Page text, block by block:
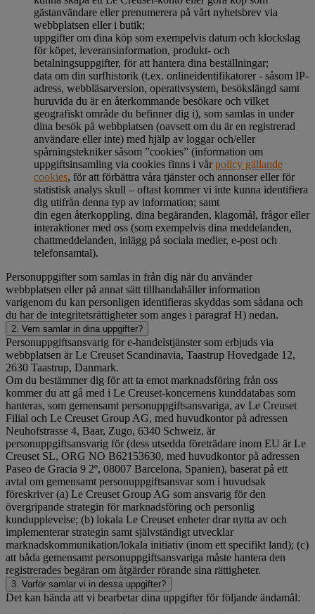
gästanvändare eller prenumerera på vårt nyhetsbrev via
webbplatsen eller i butik;
uppgifter om dina köp som exempelvis datum och klockslag
för köpet, leveransinformation, produkt- och
betalningsuppgifter, för att hantera dina beställningar;
data om din surfhistorik (t.ex. onlineidentifikatorer - såsom IP-
adress, webbläsarversion, operativsystem, besökslängd samt
huruvida du är en återkommande besökare och vilket
geografiskt område du befinner dig i), som samlas in under
dina besök på webbplatsen (oavsett om du är en registrerad
användare eller inte) med hjälp av loggar och/eller
spårningstekniker såsom ”cookies” (information om
uppgiftsinsamling via cookies finns i vårpolicy gällande
cookies, för att förbättra våra tjänster och annonser eller för
statistisk analys skull – oftast kommer vi inte kunna identifiera
dig utifrån denna typ av information; samt
din egen återkoppling, dina begäranden, klagomål, frågor eller
interaktioner med oss (som exempelvis dina meddelanden,
chattmeddelanden, inlägg på sociala medier, e-post och
telefonsamtal).
Personuppgifter som samlas in från dig när du använder
webbplatsen eller på annat sätt tillhandahåller information
varigenom du kan personligen identifieras skyddas som sådana och
du har de integritetsrättigheter som anges i paragraf H) nedan.
2. Vem samlar in dina uppgifter?
Personuppgiftsansvarig för e-handelstjänster som erbjuds via
webbplatsen är Le Creuset Scandinavia, Taastrup Hovedgade 12,
2630 Taastrup, Danmark.
Om du bestämmer dig för att ta emot marknadsföring från oss
kommer du att gå med i Le Creuset-koncernens kunddatabas som
hanteras, som gemensamt personuppgiftsansvariga, av Le Creuset
Filial och Le Creuset Group AG, med huvudkontor på adressen
Neuhofstrasse 4, Baar, Zugo, 6340 Schweiz, är
personuppgiftsansvarig för (dess utsedda företrädare inom EU är Le
Creuset SL, ORG NO B62153630, med huvudkontor på adressen
Paseo de Gracia 9 2º, 08007 Barcelona, Spanien), baserat på ett
avtal om gemensamt personuppgiftsansvar som i huvudsak
föreskriver (a) Le Creuset Group AG som ansvarig för den
övergripande strategin för marknadsföring och personlig
kundupplevelse; (b) lokala Le Creuset enheter drar nytta av och
implementerar strategin samt självständigt utvecklar
marknadskommunikation/lokala initiativ (inom ett specifikt land); (c)
att båda gemensamt personuppgiftsansvariga måste hantera den
registrerades begäran om åtgärder rörande sina rättigheter.
3. Varför samlar vi in dessa uppgifter?
Det kan hända att vi bearbetar dina uppgifter för följande ändamål: